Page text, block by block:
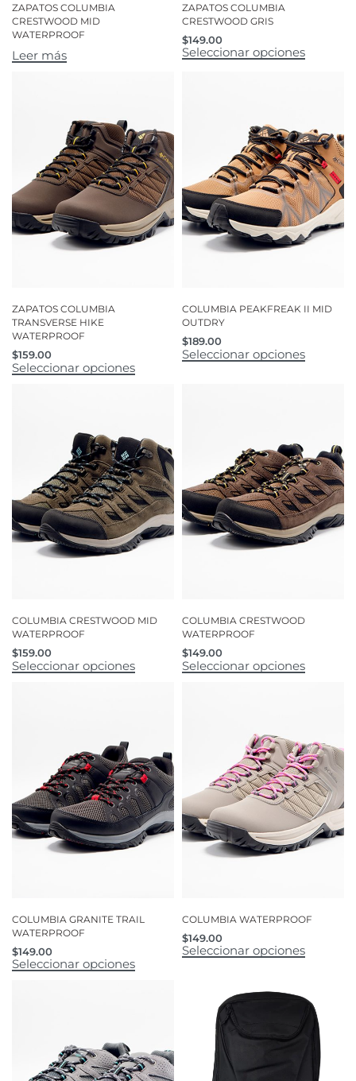
ZAPATOS COLUMBIA
CRESTWOOD MID
WATERPROOF
Leer más
ZAPATOS COLUMBIA
CRESTWOOD GRIS
$149.00
Seleccionar opciones
ZAPATOS COLUMBIA
TRANSVERSE HIKE
WATERPROOF
$159.00
Seleccionar opciones
COLUMBIA PEAKFREAK II MID
OUTDRY
$189.00
Seleccionar opciones
COLUMBIA CRESTWOOD MID
WATERPROOF
$159.00
Seleccionar opciones
COLUMBIA CRESTWOOD
WATERPROOF
$149.00
Seleccionar opciones
COLUMBIA GRANITE TRAIL
WATERPROOF
$149.00
Seleccionar opciones
COLUMBIA WATERPROOF
$149.00
Seleccionar opciones